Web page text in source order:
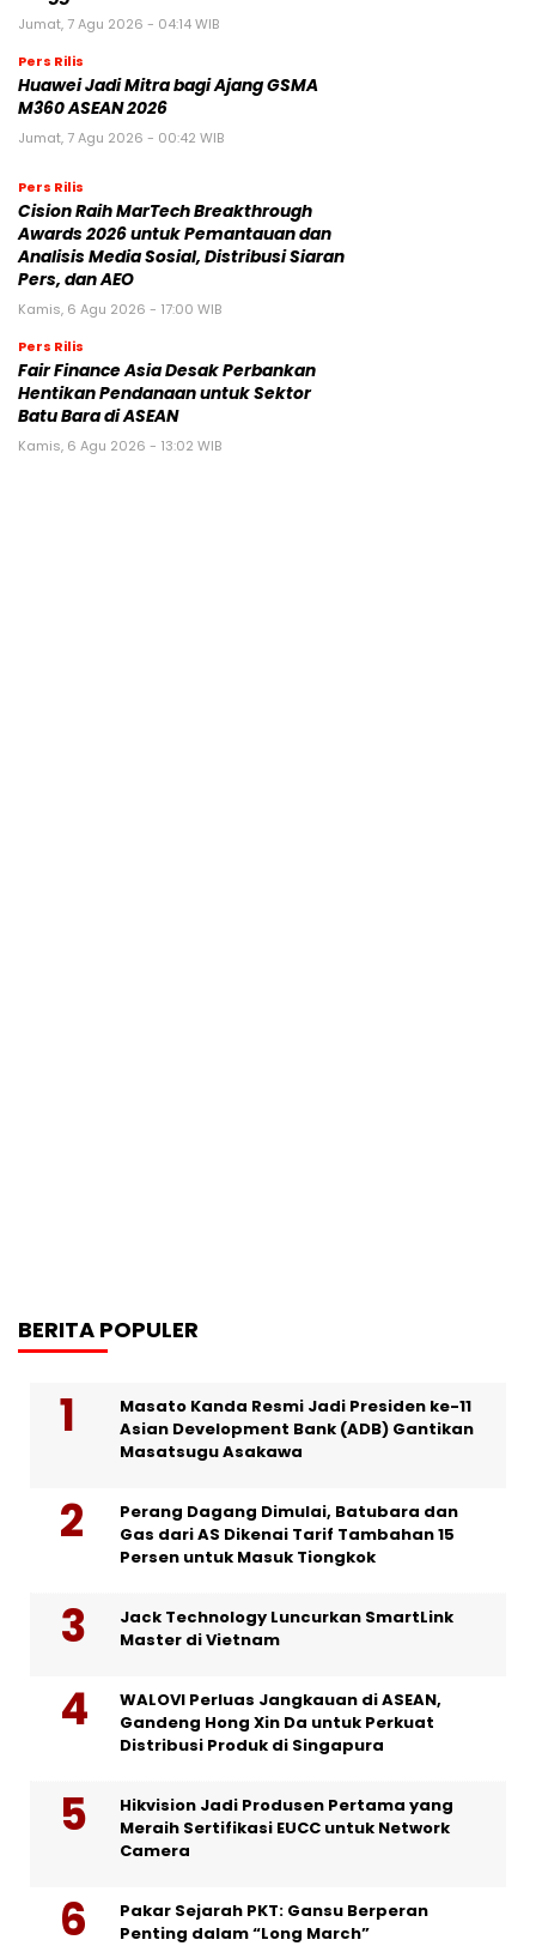
Jumat, 7 Agu 2026 - 04:14 WIB
Pers Rilis
Huawei Jadi Mitra bagi Ajang GSMA
M360 ASEAN 2026
Jumat, 7 Agu 2026 - 00:42 WIB
Pers Rilis
Cision Raih MarTech Breakthrough
Awards 2026 untuk Pemantauan dan
Analisis Media Sosial, Distribusi Siaran
Pers, dan AEO
Kamis, 6 Agu 2026 - 17:00 WIB
Pers Rilis
Fair Finance Asia Desak Perbankan
Hentikan Pendanaan untuk Sektor
Batu Bara di ASEAN
Kamis, 6 Agu 2026 - 13:02 WIB
BERITA POPULER
Masato Kanda Resmi Jadi Presiden ke-11
Asian Development Bank (ADB) Gantikan
Masatsugu Asakawa
Perang Dagang Dimulai, Batubara dan
Gas dari AS Dikenai Tarif Tambahan 15
Persen untuk Masuk Tiongkok
Jack Technology Luncurkan SmartLink
Master di Vietnam
WALOVI Perluas Jangkauan di ASEAN,
Gandeng Hong Xin Da untuk Perkuat
Distribusi Produk di Singapura
Hikvision Jadi Produsen Pertama yang
Meraih Sertifikasi EUCC untuk Network
Camera
Pakar Sejarah PKT: Gansu Berperan
Penting dalam “Long March”